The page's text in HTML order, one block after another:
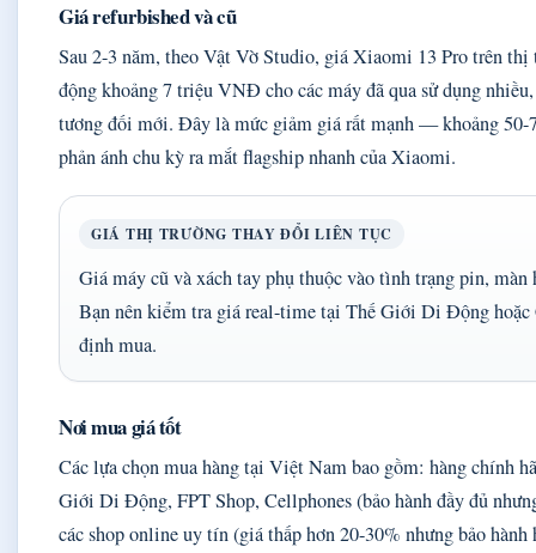
Giá refurbished và cũ
Sau 2-3 năm, theo Vật Vờ Studio, giá Xiaomi 13 Pro trên thị
động khoảng 7 triệu VNĐ cho các máy đã qua sử dụng
tương đối mới. Đây là mức giảm giá rất mạnh — khoảng
phản ánh chu kỳ ra mắt flagship nhanh của Xiaomi.
GIÁ THỊ TRƯỜNG THAY ĐỔI LIÊN TỤC
Giá máy cũ và xách tay phụ thuộc vào tình trạng pin, màn
Bạn nên kiểm tra giá real-time tại Thế Giới Di Động hoặc
định mua.
Nơi mua giá tốt
Các lựa chọn mua hàng tại Việt Nam bao gồm: hàng chính
Giới Di Động, FPT Shop, Cellphones (bảo hành đầy đủ
các shop online uy tín (giá thấp hơn 20-30% nhưng bảo hành